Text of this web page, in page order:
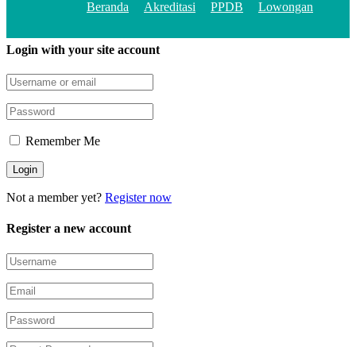
Beranda Akreditasi PPDB Lowongan
Login with your site account
Remember Me
Not a member yet? Register now
Register a new account